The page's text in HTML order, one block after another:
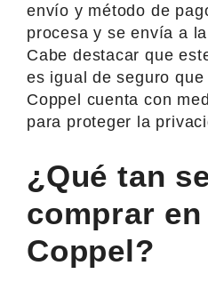
envío y método de
procesa y se envía a
Cabe destacar que
es igual de seguro
Coppel cuenta con
para proteger la
¿Qué tan
comprar
Coppel?